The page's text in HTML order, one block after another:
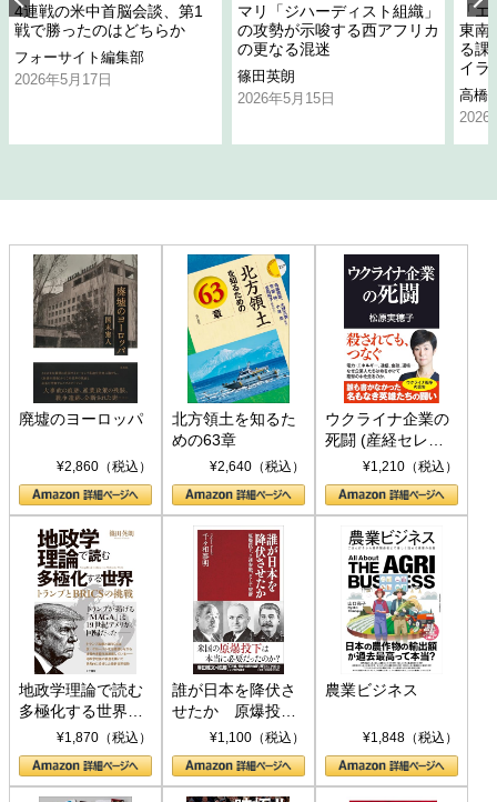
4連戦の米中首脳会談、第1
戦で勝ったのはどちらか
フォーサイト編集部
2026年5月17日
マリ「ジハーディスト組織」
の攻勢が示唆する西アフリカ
の更なる混迷
篠田英朗
2026年5月15日
「
東南
る課
イラ
高橋
2026
廃墟のヨーロッパ
¥2,860（税込）
北方領土を知るた
めの63章
¥2,640（税込）
ウクライナ企業の
死闘 (産経セレク
ト S 039)¥1,210（税込）
地政学理論で読む
多極化する世界：
トランプとBRICS
の挑戦
¥1,870（税込）
誰が日本を降伏さ
せたか 原爆投
下、ソ連参戦、そ
して聖断 (PHP新
書)
¥1,100（税込）
農業ビジネス
¥1,848（税込）